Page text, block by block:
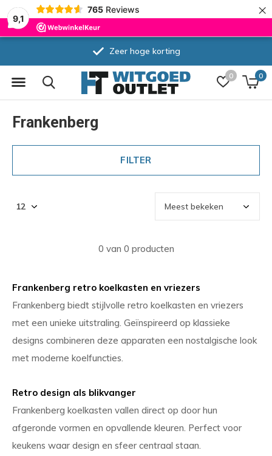
9,1
765 Reviews ×
0 0
Zeer hoge korting
Frankenberg
FILTER
0 van 0 producten
Frankenberg retro koelkasten en vriezers
Frankenberg biedt stijlvolle retro koelkasten en vriezers
met een unieke uitstraling. Geïnspireerd op klassieke
designs combineren deze apparaten een nostalgische look
met moderne koelfuncties.
Retro design als blikvanger
Frankenberg koelkasten vallen direct op door hun
afgeronde vormen en opvallende kleuren. Perfect voor
keukens waar design en sfeer centraal staan.